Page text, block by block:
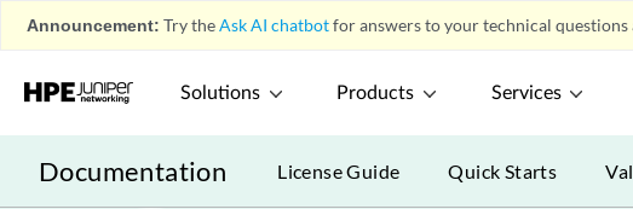
Announcement: Try theAsk AI chatbotfor answers to your technical
Solutions Products Services
Documentation License Guide Quick Starts